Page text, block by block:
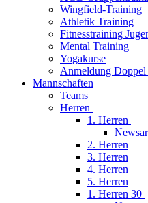
Wingfield-Training
Athletik Training
Fitnesstraining
Mental Training
Yogakurse
Anmeldung Doppel
Mannschaften
Teams
Herren
1. Herren
2. Herren
3. Herren
4. Herren
5. Herren
1. Herren 30